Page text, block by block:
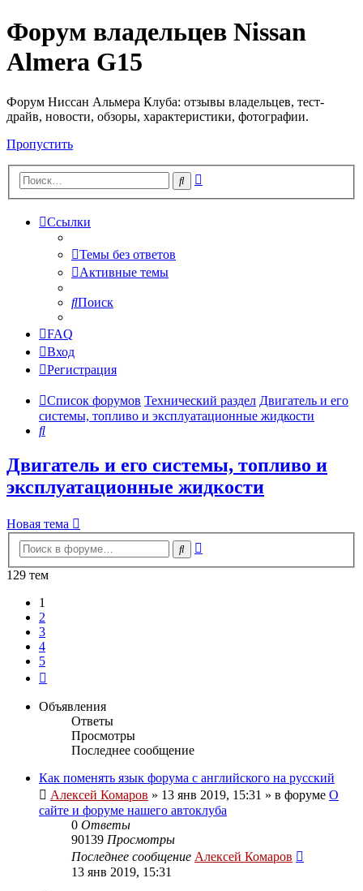
Форум владельцев Nissan
Almera G15
Форум Ниссан Альмера Клуба: отзывы владельцев, тест-
драйв, новости, обзоры, характеристики, фотографии.
Пропустить
Поиск
Ссылки
Темы без ответов
Активные темы
Поиск
FAQ
Вход
Регистрация
Список форумов Технический раздел Двигатель и его
системы, топливо и эксплуатационные жидкости
Поиск
Двигатель и его системы, топливо и
эксплуатационные жидкости
Новая тема
Поиск
129 тем
1
2
3
4
5
Объявления
Ответы
Просмотры
Последнее сообщение
Как поменять язык форума с английского на русский
Алексей Комаров » 13 янв 2019, 15:31 » в форуме О
сайте и форуме нашего автоклуба
0 Ответы
90139 Просмотры
Последнее сообщение Алексей Комаров
13 янв 2019, 15:31